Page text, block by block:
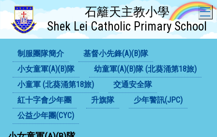
石籬天主教小學
Shek Lei Catholic Primary School
制服團隊簡介
基督小先鋒(A)(B)隊
小女童軍(A)(B)隊
幼童軍(A)(B)隊 (北葵涌第18旅)
小童軍 (北葵涌第18旅)
交通安全隊
紅十字會少年團
升旗隊
少年警訊(JPC)
公益少年團(CYC)